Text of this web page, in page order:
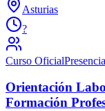
Asturias
?
Curso Oficial
Orientación
Formación